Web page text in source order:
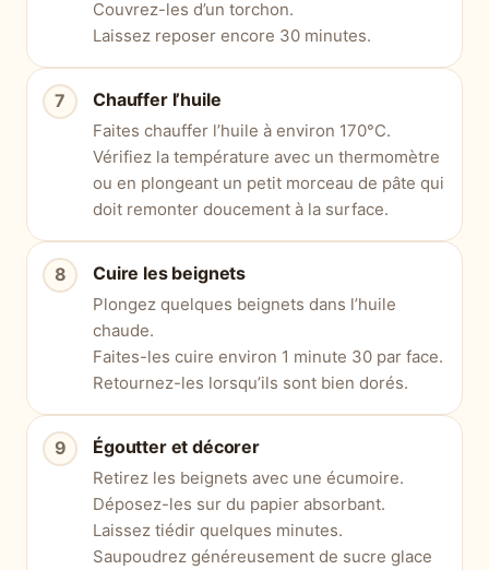
Couvrez-les d’un torchon.
Laissez reposer encore 30 minutes.
Chauffer l’huile
Faites chauffer l’huile à environ 170°C.
Vérifiez la température avec un thermomètre
ou en plongeant un petit morceau de pâte qui
doit remonter doucement à la surface.
Cuire les beignets
Plongez quelques beignets dans l’huile
chaude.
Faites-les cuire environ 1 minute 30 par face.
Retournez-les lorsqu’ils sont bien dorés.
Égoutter et décorer
Retirez les beignets avec une écumoire.
Déposez-les sur du papier absorbant.
Laissez tiédir quelques minutes.
Saupoudrez généreusement de sucre glace